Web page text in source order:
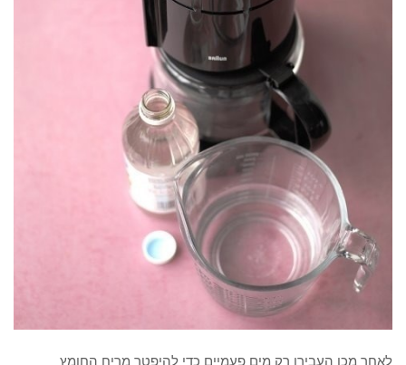
לאחר מכן העבירו רק מים פעמיים כדי להיפטר מריח החומץ